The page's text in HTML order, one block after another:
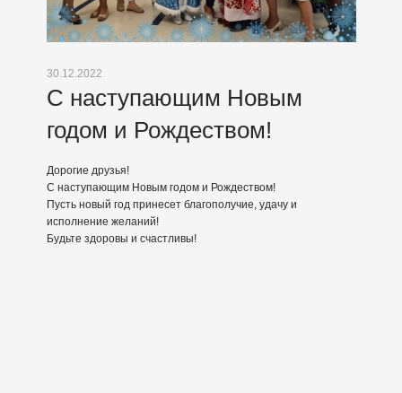
30.12.2022
С наступающим Новым
годом и Рождеством!
Дорогие друзья!
С наступающим Новым годом и Рождеством!
Пусть новый год принесет благополучие, удачу и
исполнение желаний!
Будьте здоровы и счастливы!